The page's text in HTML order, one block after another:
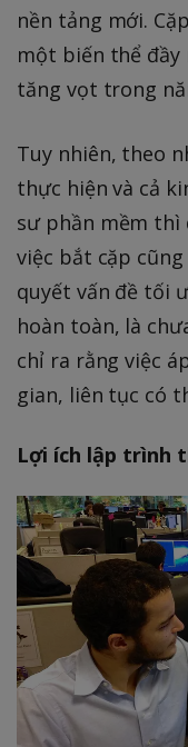
nền tảng mới.
một biến thể đầy
tăng vọt trong
Tuy nhiên, theo
thực hiện và cả
sư phần mềm thì
việc bắt cặp
quyết vấn đề tối
hoàn toàn, là
chỉ ra rằng việc
gian, liên tục có
Lợi ích lập trình